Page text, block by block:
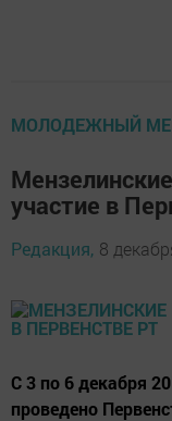
МОЛОДЕЖНЫЙ
участие в
Редакция, 8
С 3 по 6 декабря
проведено